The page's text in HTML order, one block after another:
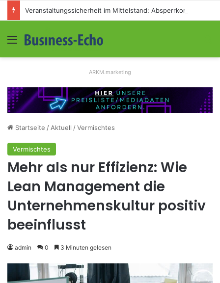
Menü
ARKM.marketing
Startseite / Aktuell /Vermischtes
Vermischtes
Mehr als nur Effizienz: Wie
Lean Management die
Unternehmenskultur positiv
beeinflusst
admin 0 3 Minuten gelesen